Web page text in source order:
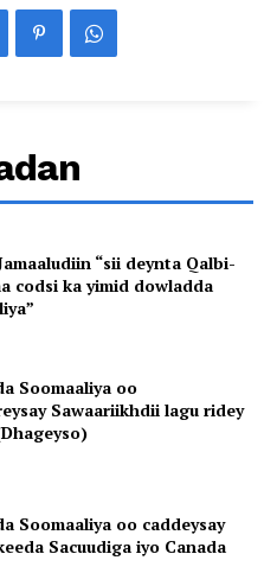
“sii deynta Qalbi-
codsi ka yimid dowladda
Soomaaliya oo
Sawaariikhdii lagu ridey
Soomaaliya oo caddeysay
Sacuudiga iyo Canada